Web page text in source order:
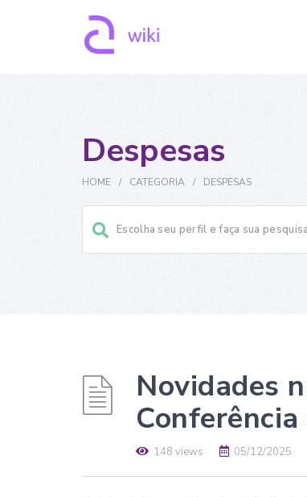
Despesas
HOME / CATEGORIA / DESPESAS
Novidades
148 views 05/12/2025